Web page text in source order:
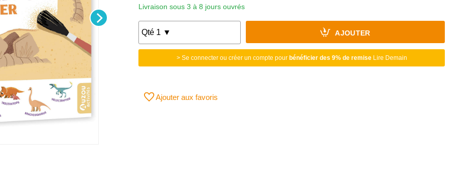
Livraison sous 3 à 8 jours ouvrés
AJOUTER
> Se connecter ou créer un compte pour bénéficier des 9% de remiseLire Demain
Ajouter aux favoris